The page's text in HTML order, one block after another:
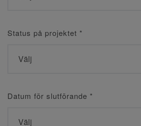
Status på projektet *
Datum för slutförande *